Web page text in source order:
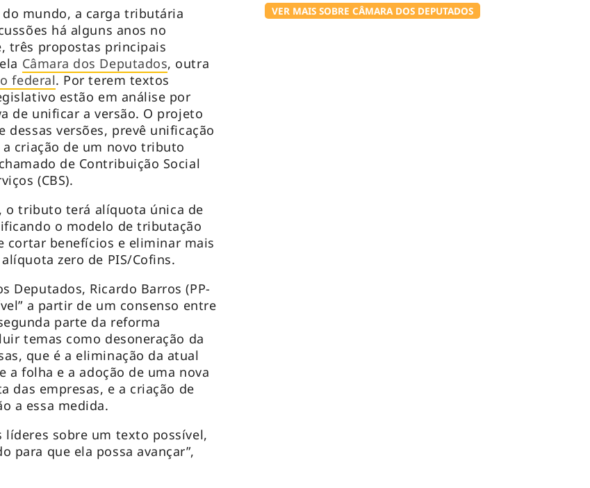
VER MAIS SOBRE CÂMARA DOS DEPUTADOS
mundo, a carga tributária
há alguns anos no
três propostas principais
Câmara dos Deputados, outra
federal. Por terem textos
estão em análise por
de unificar a versão. O projeto
dessas versões, prevê unificação
criação de um novo tributo
de Contribuição Social
(CBS).
o tributo terá alíquota única de
o modelo de tributação
cortar benefícios e eliminar mais
zero de PIS/Cofins.
Deputados, Ricardo Barros (PP-
a partir de um consenso entre
parte da reforma
temas como desoneração da
que é a eliminação da atual
folha e a adoção de uma nova
das empresas, e a criação de
a essa medida.
líderes sobre um texto possível,
para que ela possa avançar”,